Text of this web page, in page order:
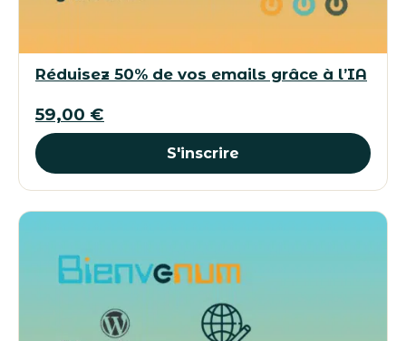
Réduisez 50% de vos emails grâce à l’IA
59,00 €
S'inscrire